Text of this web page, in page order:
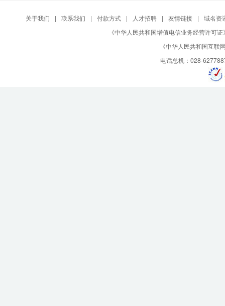
关于我们 | 联系我们 | 付款方式 | 人才招聘 | 友情链接 |
域名资
《中华人民共和国增值电信业务经营许可
《中华人民共和国互
电话总机：028-